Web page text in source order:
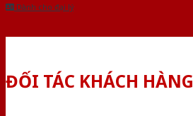
Dành cho đại lý
ĐỐI TÁC KHÁCH HÀNG